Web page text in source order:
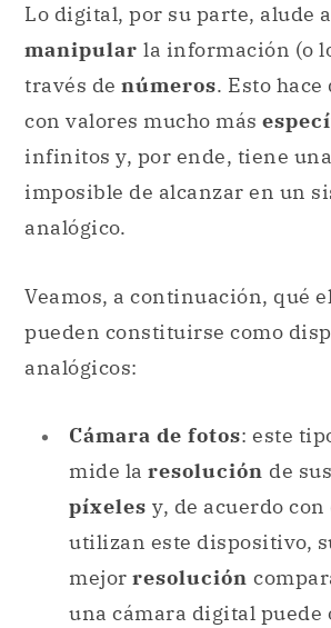
Lo digital, por su parte, alude
manipular la información (o
través de números. Esto
con valores mucho más
infinitos y, por ende, tiene una
imposible de alcanzar en un
analógico.
Veamos, a continuación, qué
pueden constituirse como
analógicos:
Cámara de fotos: este
mide la resolución de
píxeles y, de acuerdo
utilizan este dispositivo,
mejor resolución
una cámara digital puede